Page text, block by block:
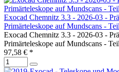
Exocad Chemnitz 3.3 - 2026-03 -
Primärteleskope auf Mundscans -
Exocad Chemnitz 3.3 - 2026-03 -
Primärteleskope auf Mundscans -
97,58 € *